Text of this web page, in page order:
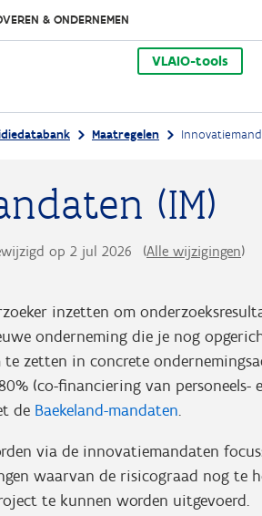
& ONDERNEMEN
VLAIO-tools
Maatregelen
(IM)
op 2 jul 2026 (Alle wijzigingen)
inzetten om
onderneming die je nog
zetten in concrete
(co-financiering van personeels-
de Baekeland-mandaten.
via de innovatiemandaten
waarvan de risicograad nog te
te kunnen worden uitgevoerd.